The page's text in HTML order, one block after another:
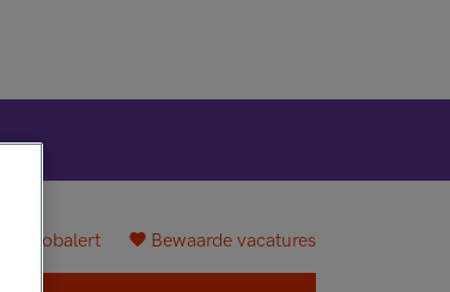
Jobalert Bewaarde vacatures